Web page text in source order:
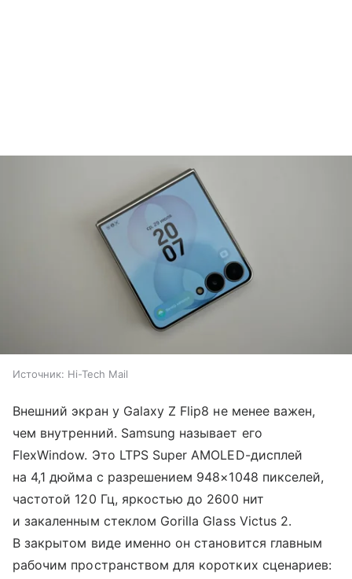
Источник: Hi-Tech Mail
Внешний экран у Galaxy Z Flip8 не менее важен,
чем внутренний. Samsung называет его
FlexWindow. Это LTPS Super AMOLED-дисплей
на 4,1 дюйма с разрешением 948×1048 пикселей,
частотой 120 Гц, яркостью до 2600 нит
и закаленным стеклом Gorilla Glass Victus 2.
В закрытом виде именно он становится главным
рабочим пространством для коротких сценариев: